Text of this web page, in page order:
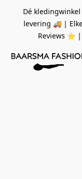
Dé
levering 🚚 |
Reviews ⭐️